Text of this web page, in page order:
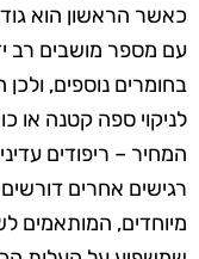
כאשר הראשון הוא
עם מספר מושבים רב
בחומרים נוספים,
לניקוי ספה קטנה או
המחיר – ריפודים
רגישים אחרים דורשים
מיוחדים, המותאמים